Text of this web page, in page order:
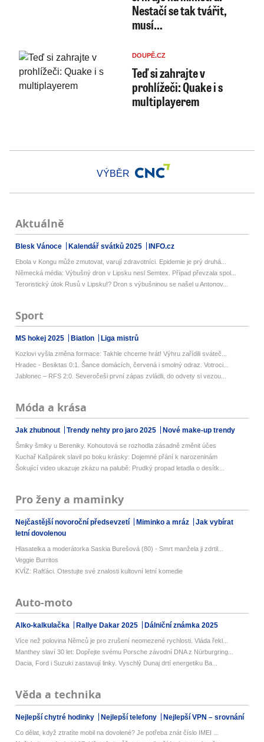
Nestačí se tak tvářit,
musí…
DOUPĚ.CZ
Teď si zahrajte v
prohlížeči: Quake i s
multiplayerem
VÝBĚR
Aktuálně
Blesk Vánoce Kalendář svátků 2025 INFO.cz
Ebola v Kongu může zmutovat, varují zdravotníci. Epidemie je prý druhá...
Německá média: Výbušný dron v Lipsku nesl Semtex. Případ převzala spol...
Teroristický útok Rusů v Lipsku!? Dron s výbušninou se našel u Antonov...
Sport
MS hokej 2025 Biatlon Liga mistrů
Kozlovi vyšla změna formace: Takhle chceme hrát! Výhru zařídili sváteč...
Hradec - Besiktas 0:1. Šance domácích, červená i smolný odraz. Votroci...
Jablonec – RFS 2:0. Severočeši první zápas zvládli, do odvety si vezou...
Móda a krása
Jak zhubnout Trendy nehty pro jaro 2025 Nové make-up trendy
Šmiky šmiky u Bereniky. Kohoutová se rozhodla zásadně změnit účes
Kuchař Kašpárek slavil po boku krásky: Dojemné přání k narozeninám
Šokující video ukazuje zkázu na palubě: Prudký propad letadla o desítk...
Pro ženy a maminky
Nejčastější novoroční předsevzetí Miminko a mráz
Jak vybírat
letní dovolenou
Hlasatelka a moderátorka Saskia Burešová (80) - Smrt manžela ji zdrtil...
Veggie Burritos
KVÍZ: Rafťáci. Otestujte své znalosti kultovní letní komedie
Auto-moto
Alko-kalkulačka Rallye Dakar 2025 Dálniční známka 2025
Více než polovina Němců je pro zrušení neomezené rychlosti. Vláda řekl...
Manthey slaví 30 let: Dopřejte svému Porsche závodní DNA z Nürburgring...
Dacia, Ford i Suzuki zastavují linky. Vyschlý Dunaj drtí energetiku Ba...
Věda a technika
Nejlepší chytré hodinky Nejlepší telefony Nejlepší VPN – srovnání
Co dělat, když ztratíte mobil na dovolené? Je potřeba znát číslo IMEI ...